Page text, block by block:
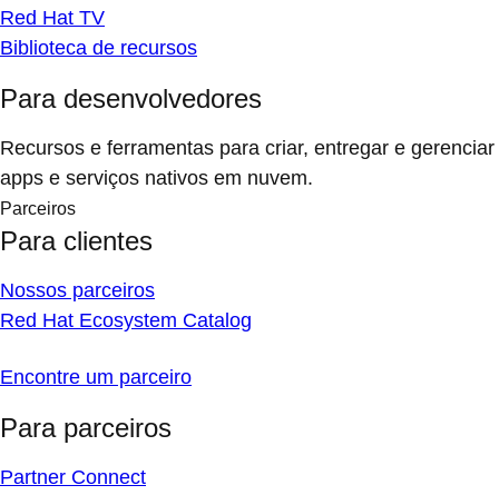
Red Hat TV
Biblioteca de recursos
Para desenvolvedores
Recursos e ferramentas para criar, entregar e gerenciar
apps e serviços nativos em nuvem.
Parceiros
Para clientes
Nossos parceiros
Red Hat Ecosystem Catalog
Encontre um parceiro
Para parceiros
Partner Connect